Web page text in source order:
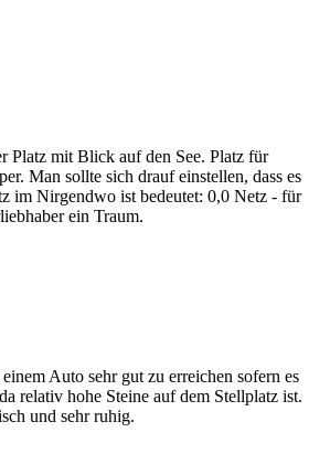
Platz mit Blick auf den See. Platz für
Man sollte sich drauf einstellen, dass es
im Nirgendwo ist bedeutet: 0,0 Netz - für
ein Traum.
Auto sehr gut zu erreichen sofern es
relativ hohe Steine auf dem Stellplatz ist.
und sehr ruhig.